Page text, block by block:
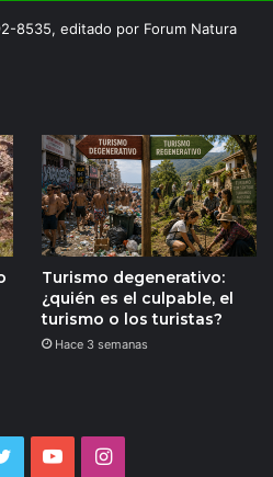
8535, editado por Forum Natura
Turismo degenerativo:
¿quién es el culpable, el
turismo o los turistas?
Hace 3 semanas
TwitterYouTubeInstagram